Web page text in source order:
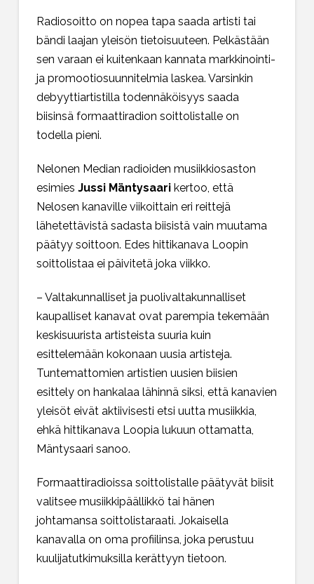
Radiosoitto on nopea tapa saada artisti tai
bändi laajan yleisön tietoisuuteen. Pelkästään
sen varaan ei kuitenkaan kannata markkinointi-
ja promootiosuunnitelmia laskea. Varsinkin
debyyttiartistilla todennäköisyys saada
biisinsä formaattiradion soittolistalle on
todella pieni.
Nelonen Median radioiden musiikkiosaston
esimies Jussi Mäntysaarikertoo, että
Nelosen kanaville viikoittain eri reittejä
lähetettävistä sadasta biisistä vain muutama
päätyy soittoon. Edes hittikanava Loopin
soittolistaa ei päivitetä joka viikko.
– Valtakunnalliset ja puolivaltakunnalliset
kaupalliset kanavat ovat parempia tekemään
keskisuurista artisteista suuria kuin
esittelemään kokonaan uusia artisteja.
Tuntemattomien artistien uusien biisien
esittely on hankalaa lähinnä siksi, että kanavien
yleisöt eivät aktiivisesti etsi uutta musiikkia,
ehkä hittikanava Loopia lukuun ottamatta,
Mäntysaari sanoo.
Formaattiradioissa soittolistalle päätyvät biisit
valitsee musiikkipäällikkö tai hänen
johtamansa soittolistaraati. Jokaisella
kanavalla on oma profiilinsa, joka perustuu
kuulijatutkimuksilla kerättyyn tietoon.